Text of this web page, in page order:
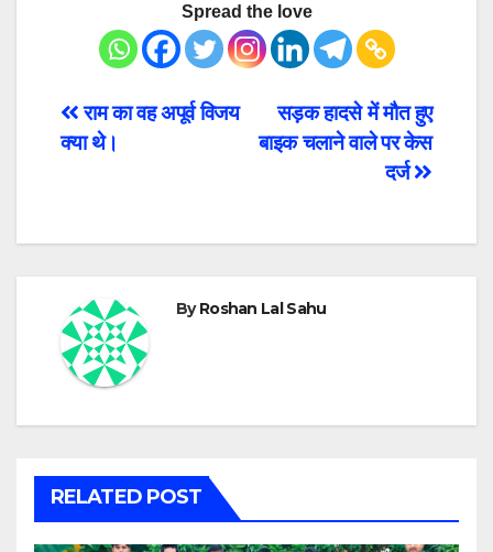
Spread the love
Post
navigation
सड़क हादसे में मौत हुए
बाइक चलाने वाले पर केस
दर्ज
राम का वह अपूर्व विजय
क्या थे।
ByRoshan Lal Sahu
RELATED POST